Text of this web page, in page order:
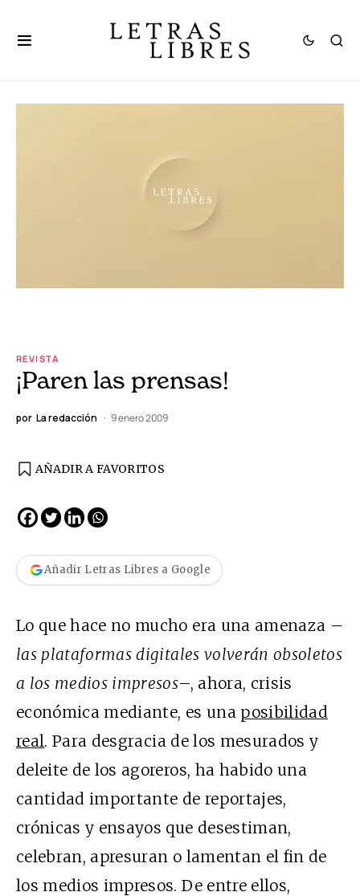
REVISTA
¡Paren las prensas!
por La redacción 9 enero 2009
AÑADIR A FAVORITOS
Añadir Letras Libres a Google
Lo que hace no mucho era una amenaza –
las plataformas digitales volverán obsoletos
a los medios impresos–, ahora, crisis
económica mediante, es una posibilidad
real. Para desgracia de los mesurados y
deleite de los agoreros, ha habido una
cantidad importante de reportajes,
crónicas y ensayos que desestiman,
celebran, apresuran o lamentan el fin de
los medios impresos. De entre ellos,